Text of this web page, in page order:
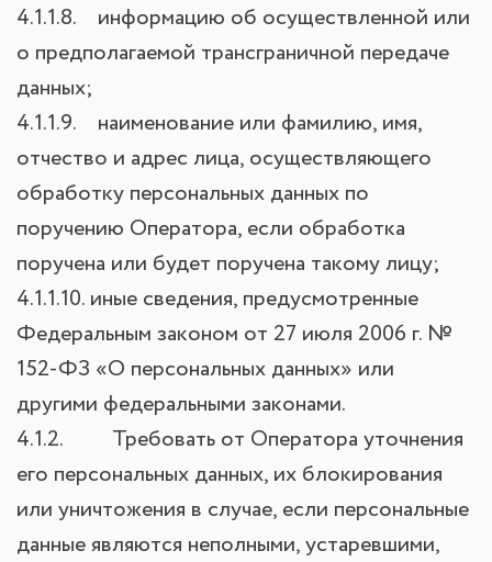
4.1.1.8. информацию об осуществленной или
о предполагаемой трансграничной передаче
данных;
4.1.1.9. наименование или фамилию, имя,
отчество и адрес лица, осуществляющего
обработку персональных данных по
поручению Оператора, если обработка
поручена или будет поручена такому лицу;
4.1.1.10. иные сведения, предусмотренные
Федеральным законом от 27 июля 2006 г. №
152-ФЗ «О персональных данных» или
другими федеральными законами.
4.1.2. Требовать от Оператора уточнения
его персональных данных, их блокирования
или уничтожения в случае, если персональные
данные являются неполными, устаревшими,